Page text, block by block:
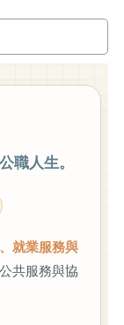
職人生。
就業服務與
共服務與協